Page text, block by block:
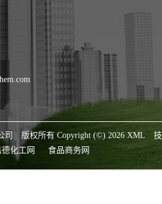
司 版权所有 Copyright (©) 2026 XML
技
德化工网 食品商务网